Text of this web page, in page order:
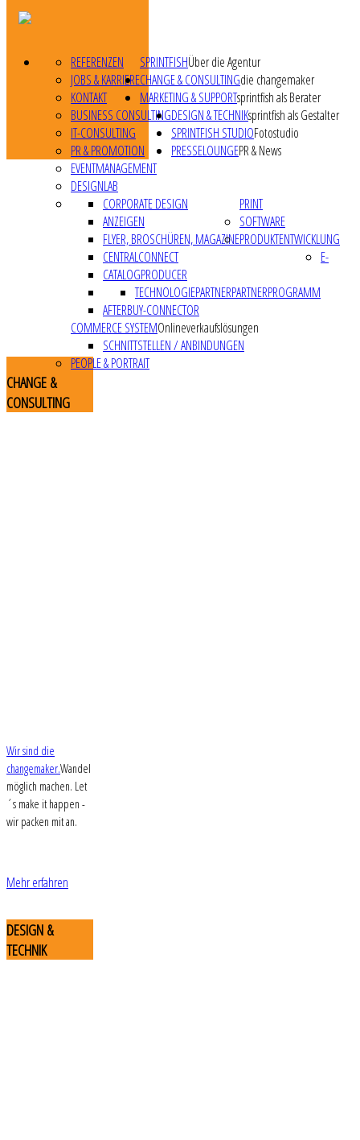
SPRINTFISHÜber die Agentur
REFERENZEN
JOBS & KARRIERE
KONTAKT
CHANGE & CONSULTINGdie changemaker
MARKETING & SUPPORTsprintfish als Berater
BUSINESS CONSULTING
IT-CONSULTING
PR & PROMOTION
EVENTMANAGEMENT
DESIGNLAB
DESIGN & TECHNIKsprintfish als Gestalter
PRINT
CORPORATE DESIGN
ANZEIGEN
FLYER, BROSCHÜREN, MAGAZINE
SOFTWARE
CENTRALCONNECT
CATALOGPRODUCER
PARTNERPROGRAMM
TECHNOLOGIEPARTNER
AFTERBUY-CONNECTOR
PRODUKTENTWICKLUNG
E-
COMMERCE SYSTEMOnlineverkaufslösungen
SCHNITTSTELLEN / ANBINDUNGEN
SPRINTFISH STUDIOFotostudio
PEOPLE & PORTRAIT
PRESSELOUNGEPR & News
CHANGE &
CONSULTING
Wir sind die
changemaker.Wandel
möglich machen. Let
´s make it happen -
wir packen mit an.
Mehr erfahren
DESIGN &
TECHNIK